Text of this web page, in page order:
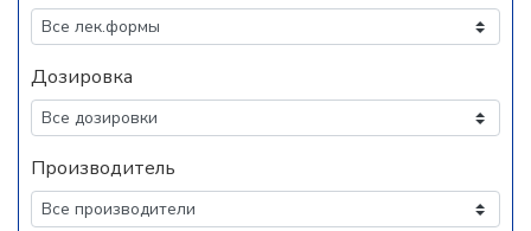
Дозировка
Производитель